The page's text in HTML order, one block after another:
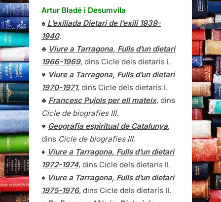
Artur Bladé i Desumvila
♠ L’exiliada Dietari de l’exili 1939-
1940.
♣ Viure a Tarragona, Fulls d’un dietari
1966-1969, dins Cicle dels dietaris I.
♥ Viure a Tarragona, Fulls d’un dietari
1970-1971, dins Cicle dels dietaris I.
♣ Francesc Pujols per ell mateix, dins
Cicle de biografies III.
♥ Geografia espiritual de Catalunya,
dins Cicle de biografies III.
♦ Viure a Tarragona, Fulls d’un dietari
1972-1974, dins Cicle dels dietaris II.
♠ Viure a Tarragona, Fulls d’un dietari
1975-1976, dins Cicle dels dietaris II.